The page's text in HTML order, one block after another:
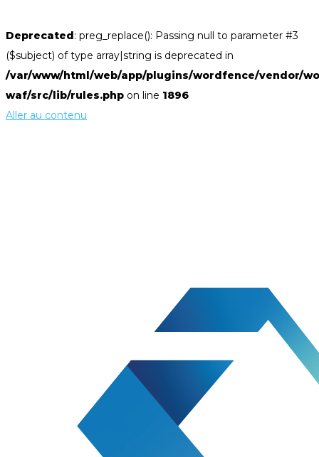
Deprecated: preg_replace(): Passing null to parameter #3
($subject) of type array|string is deprecated in
/var/www/html/web/app/plugins/wordfence/vendor/
waf/src/lib/rules.php on line 1896
Aller au contenu